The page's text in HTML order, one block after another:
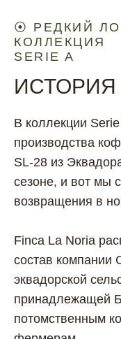
⦿ РЕДКИЙ
КОЛЛЕКЦИЯ
SERIE A
ИСТОРИЯ
В коллекции
производства
SL-28 из
сезоне, и вот мы
возвращения в
Finca La Noria
состав компании
эквадорской
принадлежащей
потомственным